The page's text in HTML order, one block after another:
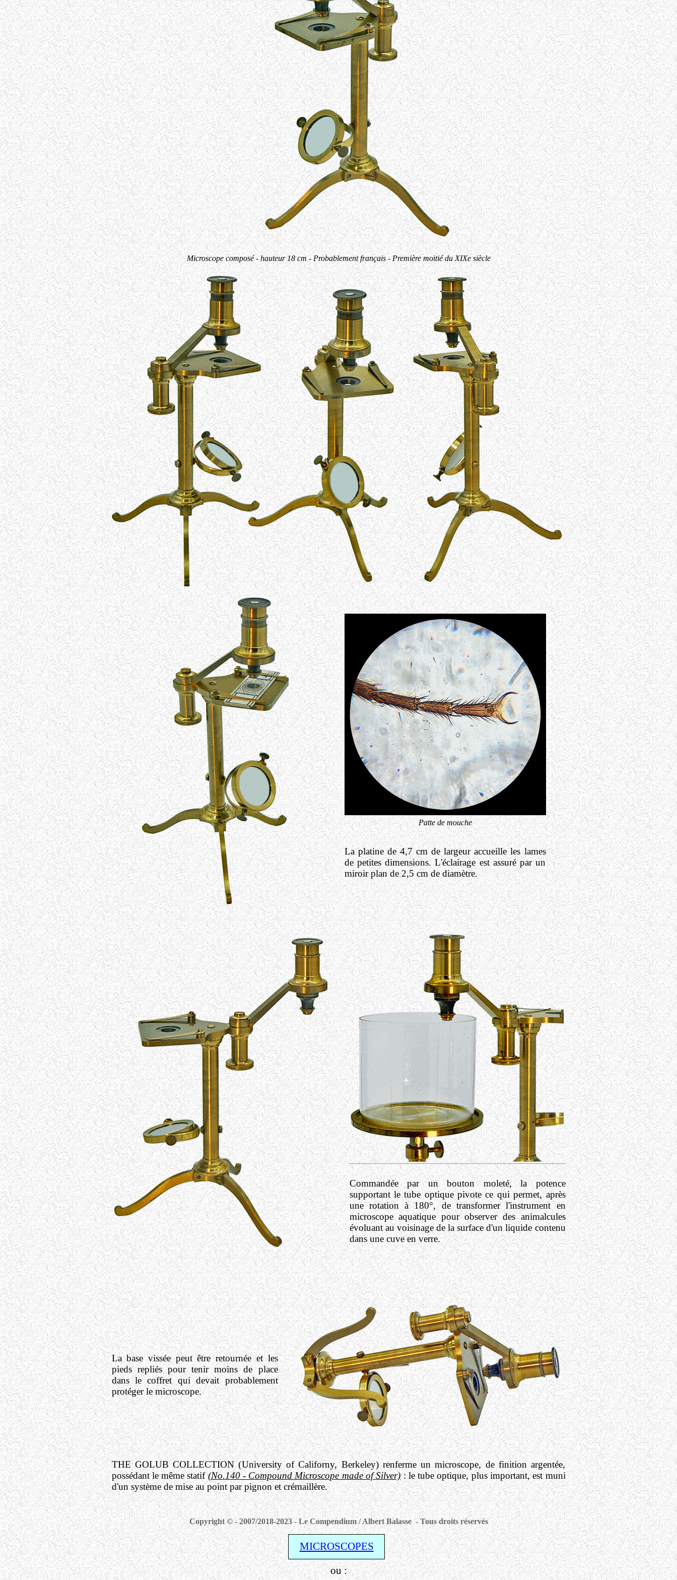
Microscope composé - hauteur 18 cm - Probablement français - Première moitié du XIXe siècle
Patte de mouche
La platine de 4,7 cm de largeur accueille les lames
de petites dimensions. L'éclairage est assuré par un
miroir plan de 2,5 cm de diamètre.
Commandée par un bouton moleté, la potence
supportant le tube optique pivote ce qui permet, après
une rotation à 180°, de transformer l'instrument en
microscope aquatique pour observer des animalcules
évoluant au voisinage de la surface d'un liquide contenu
dans une cuve en verre.
La base vissée peut être retournée et les
pieds repliés pour tenir moins de place
dans le coffret qui devait probablement
protéger le microscope.
THE GOLUB COLLECTION (University of Californy, Berkeley) renferme un microscope, de finition argentée,
possédant le même statif(No.140 - Compound Microscope made of Silver) :le tube optique, plus important, est muni
d'un système de mise au point par pignon et crémaillère.
Copyright © - 2007/2018-2023 - Le Compendium / Albert Balasse - Tous droits réservés
MICROSCOPES
ou :